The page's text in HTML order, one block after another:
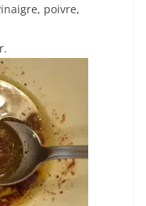
poivre,